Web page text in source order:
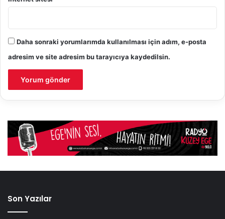
Daha sonraki yorumlarımda kullanılması için adım, e-posta
adresim ve site adresim bu tarayıcıya kaydedilsin.
Son Yazılar